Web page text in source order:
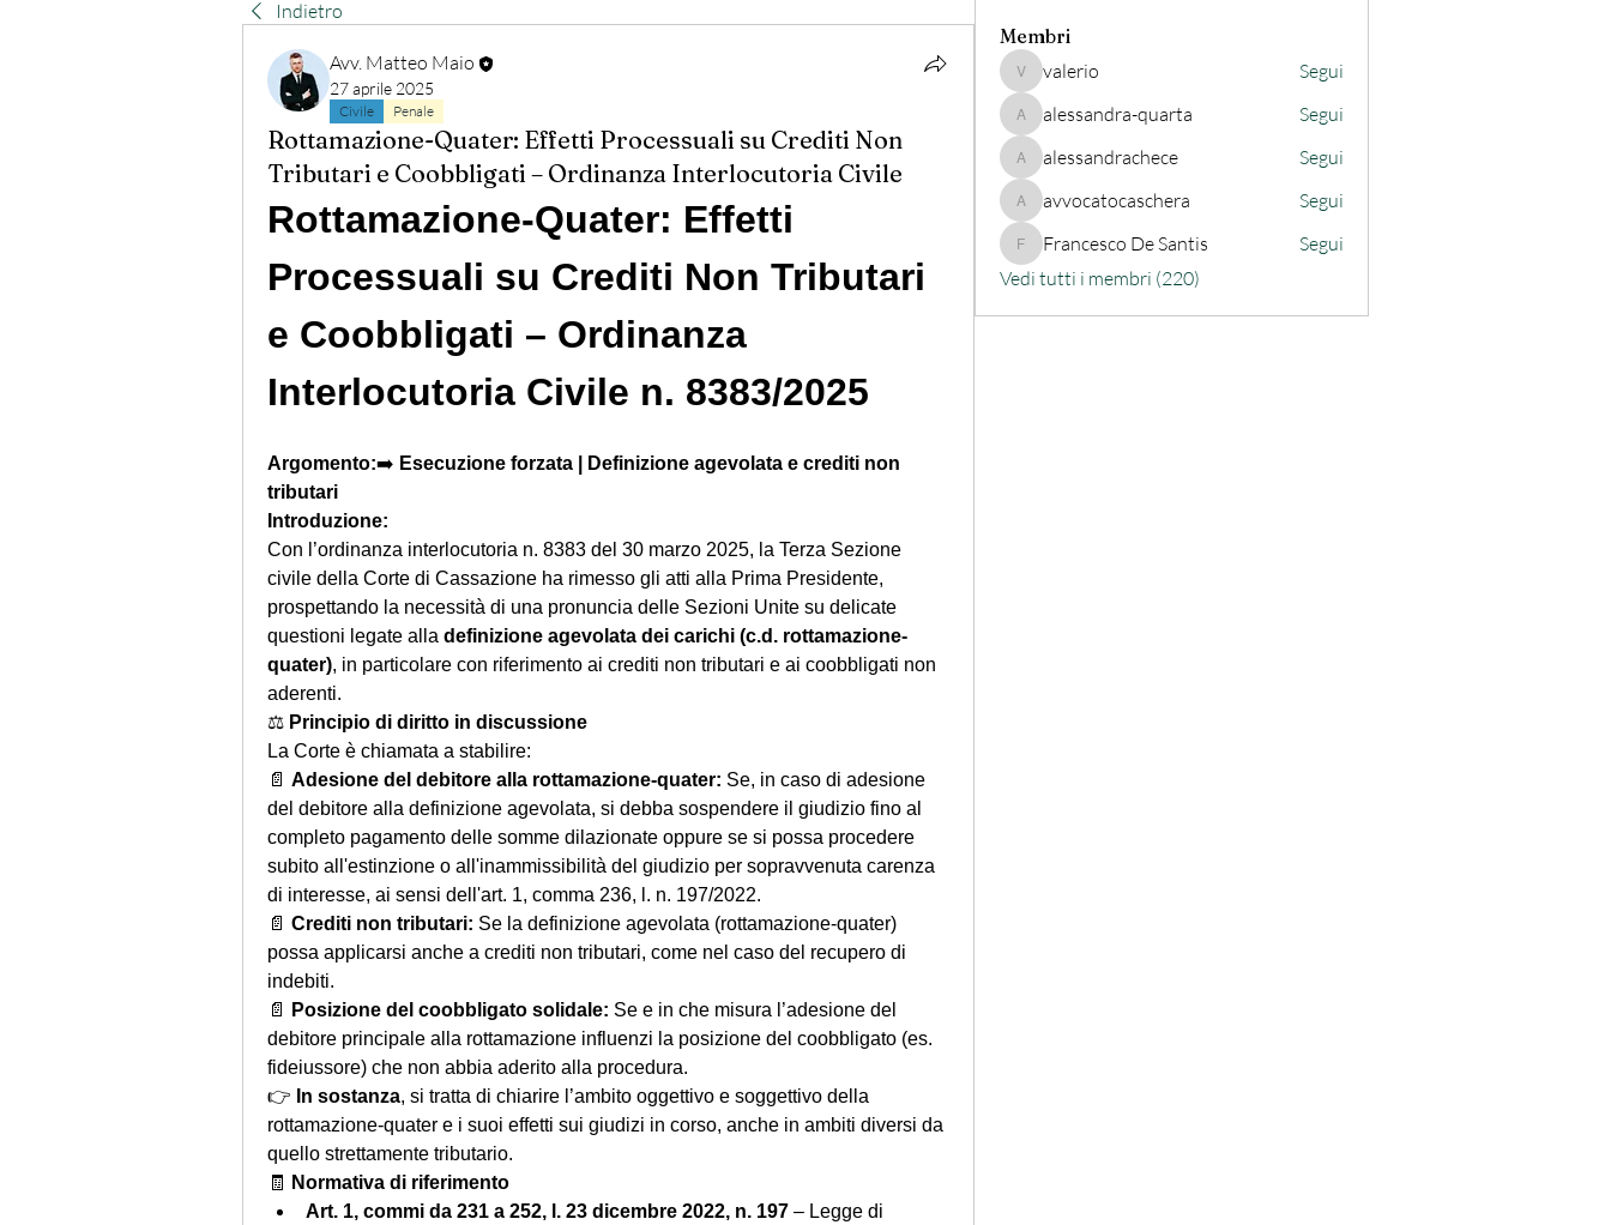
Indietro
Avv. Matteo Maio
27 aprile 2025
Civile Penale
Rottamazione-Quater: Effetti Processuali su Crediti Non
Tributari e Coobbligati – Ordinanza Interlocutoria Civile
Rottamazione-Quater: Effetti
Processuali su Crediti Non Tributari
e Coobbligati – Ordinanza
Interlocutoria Civile n. 8383/2025
Argomento:➡️ Esecuzione forzata | Definizione agevolata e crediti non
tributari
Introduzione:
Con l’ordinanza interlocutoria n. 8383 del 30 marzo 2025, la Terza Sezione
civile della Corte di Cassazione ha rimesso gli atti alla Prima Presidente,
prospettando la necessità di una pronuncia delle Sezioni Unite su delicate
questioni legate alla definizione agevolata dei carichi (c.d. rottamazione-
quater), in particolare con riferimento ai crediti non tributari e ai coobbligati non
aderenti.
⚖️ Principio di diritto in discussione
La Corte è chiamata a stabilire:
📄 Adesione del debitore alla rottamazione-quater: Se, in caso di adesione
del debitore alla definizione agevolata, si debba sospendere il giudizio fino al
completo pagamento delle somme dilazionate oppure se si possa procedere
subito all'estinzione o all'inammissibilità del giudizio per sopravvenuta carenza
di interesse, ai sensi dell'art. 1, comma 236, l. n. 197/2022.
📄 Crediti non tributari: Se la definizione agevolata (rottamazione-quater)
possa applicarsi anche a crediti non tributari, come nel caso del recupero di
indebiti.
📄
Posizione del coobbligato solidale: Se e in che misura l’adesione del
debitore principale alla rottamazione influenzi la posizione del coobbligato (es.
fideiussore) che non abbia aderito alla procedura.
👉 In sostanza, si tratta di chiarire l’ambito oggettivo e soggettivo della
rottamazione-quater e i suoi effetti sui giudizi in corso, anche in ambiti diversi da
quello strettamente tributario.
🧾
Normativa di riferimento
Art. 1, commi da 231 a 252, l. 23 dicembre 2022, n. 197 – Legge di
Membri
valeriovalerio Segui
alessandra-quarta
alessandra-quarta Segui
alessandrachece
alessandrachece Segui
avvocatocaschera
avvocatocaschera Segui
Francesco De Santis
Francesco De Santis
Segui
Vedi tutti i membri (220)